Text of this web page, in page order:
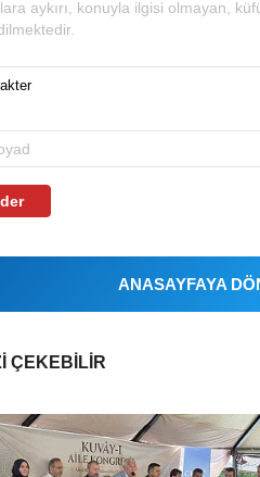
ANASAYFAYA
ÇEKEBILIR